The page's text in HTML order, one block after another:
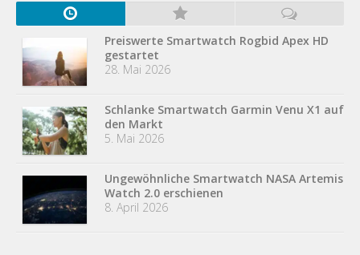
Preiswerte Smartwatch Rogbid Apex HD
gestartet
28. Mai 2026
Schlanke Smartwatch Garmin Venu X1 auf
den Markt
5. Mai 2026
Ungewöhnliche Smartwatch NASA Artemis
Watch 2.0 erschienen
8. April 2026